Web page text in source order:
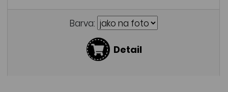
Barva:
Detail